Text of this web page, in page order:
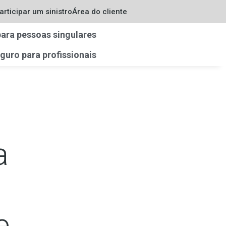
um sinistroÁrea do cliente
pessoas singulares
para profissionais